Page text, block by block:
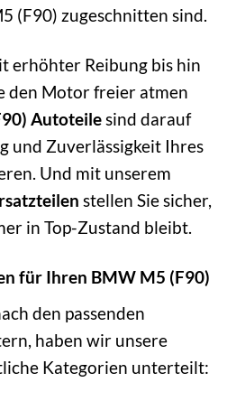
(F90) zugeschnitten sind.
erhöhter Reibung bis hin
den Motor freier atmen
Autoteilesind darauf
und Zuverlässigkeit Ihres
Und mit unserem
stellen Sie sicher,
in Top-Zustand bleibt.
für Ihren BMW M5 (F90)
den passenden
haben wir unsere
Kategorien unterteilt: